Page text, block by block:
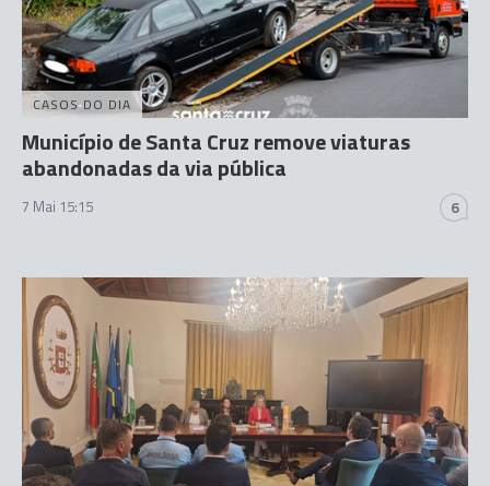
CASOS DO DIA
Município de Santa Cruz remove viaturas
abandonadas da via pública
7 Mai 15:15 6